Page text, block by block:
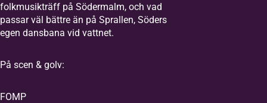
folkmusikträff på Södermalm, och vad
passar väl bättre än på Sprallen, Söders
egen dansbana vid vattnet.
På scen & golv:
FOMP